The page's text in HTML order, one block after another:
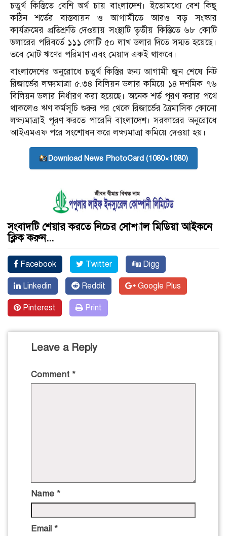
চতুর্থ কিস্তিতে বেশি অর্থ চায় বাংলাদেশ। ইতোমধ্যে বেশ কিছু
কঠিন শর্তের বাস্তবায়ন ও আগামীতে আরও বড় সংস্কার
কার্যক্রমের প্রতিশ্রুতি দেওয়ায় সংস্থাটি তৃতীয় কিস্তিতে ৬৮ কোটি
ডলারের পরিবর্তে ১১১ কো‌টি ৫০ লাখ ডলার দিতে সম্মত হয়েছে।
তবে মোট ঋণের পরিমাণ এবং মেয়াদ একই থাকবে।
বাংলাদেশের অনুরোধে চতুর্থ কিস্তির জন্য আগামী জুন শেষে নিট
রিজার্ভের লক্ষ্যমাত্রা ৫.৩৪ বিলিয়ন ডলার কমিয়ে ১৪ দশমিক ৭৬
বিলিয়ন ডলার নির্ধারণ করা হয়েছে। অনেক শর্ত পূরণ করার পথে
থাকলেও ঋণ কর্মসূচি শুরুর পর থেকে রিজার্ভের ত্রৈমাসিক কোনো
লক্ষ্যমাত্রাই পূরণ করতে পারেনি বাংলাদেশ। সরকারের অনুরোধে
আইএমএফ পরে সংশোধন করে লক্ষ্যমাত্রা কমিয়ে দেওয়া হয়।
Download News PhotoCard (1080×1080)
সংবাদটি শেয়ার করতে নিচের সোশ্যাল মিডিয়া আইকনে
ক্লিক করুন...
Facebook Twitter Digg
Linkedin Reddit Google Plus
Pinterest Print
Leave a Reply
Comment *
Name *
Email *